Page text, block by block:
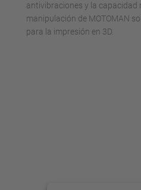
antivibraciones y la capacidad
manipulación de MOTOMAN
para la impresión en 3D.